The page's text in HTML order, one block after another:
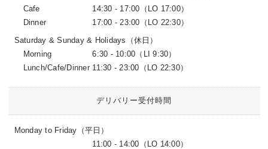
Cafe
14:30 - 17:00（LO 17:00）
Dinner
17:00 - 23:00（LO 22:30）
Saturday & Sunday & Holidays（休日）
Morning
6:30 - 10:00（LI 9:30）
Lunch/Cafe/Dinner 11:30 - 23:00（LO 22:30）
デリバリー受付時間
Monday to Friday（平日）
11:00 - 14:00（LO 14:00）